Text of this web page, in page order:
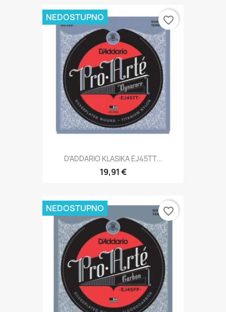
D'ADDARIO KLASIKA EJ45TT...
19,91 €
NEDOSTUPNO favorite_border
NEDOSTUPNO favorite_border